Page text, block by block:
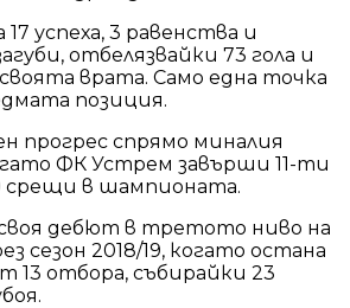
успеха, 3 равенства и
отбелязвайки 73 гола и
врата. Само една точка
позиция.
прогрес спрямо миналия
ФК Устрем завърши 11-ти
срещи в шампионата.
дебют в третото ниво на
сезон 2018/19, когато остана
13 отбора, събирайки 23